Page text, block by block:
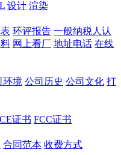
设计 渲染
环评报告 一般纳税人认
网上看厂 地址电话 在线
环境 公司历史 公司文化 打
CE证书 FCC证书
合同范本 收费方式